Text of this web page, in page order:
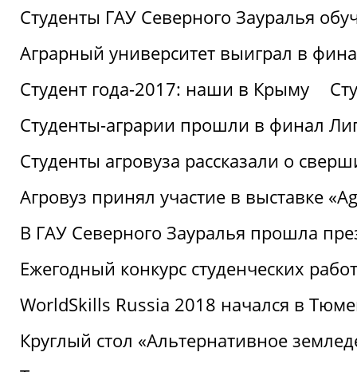
Студенты ГАУ Северного Зауралья
Аграрный университет выиграл в
Студент года-2017: наши в Крыму
Студенты-аграрии прошли в финал
Студенты агровуза рассказали о
Агровуз принял участие в выставке
В ГАУ Северного Зауралья прошла
Ежегодный конкурс студенческих
WorldSkills Russia 2018 начался в
Круглый стол «Альтернативное